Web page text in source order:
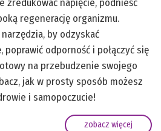
zredukować napięcie, podnieść
regenerację organizmu.
by odzyskać
odporność i połączyć się
na przebudzenie swojego
jak w prosty sposób możesz
i samopoczucie!
zobacz więcej